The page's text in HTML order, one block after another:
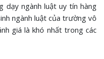
dạy ngành luật uy tín hàng
ngành luật của trường vô
giá là khó nhất trong các